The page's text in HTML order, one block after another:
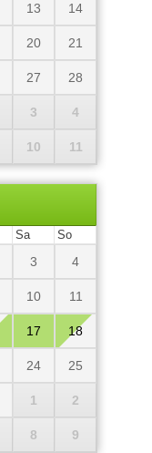
13 14
20 21
27 28
3 4
10 11
Sa So
3 4
10 11
17 18
24 25
1 2
8 9